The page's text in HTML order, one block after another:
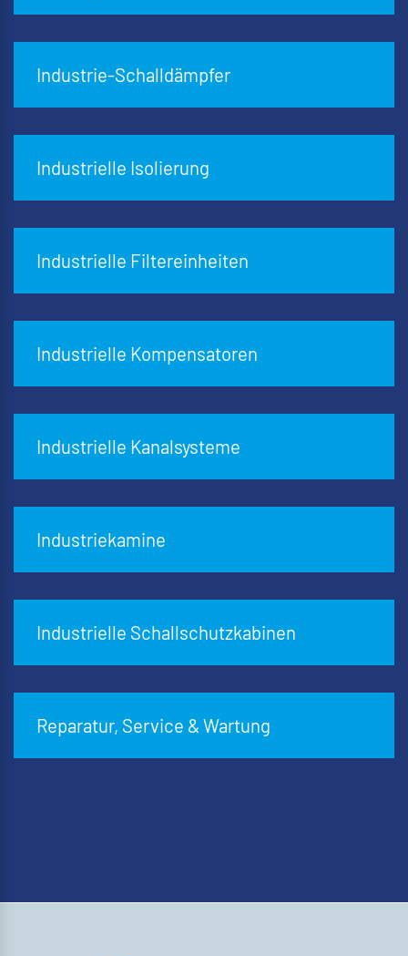
Industrie-Schalldämpfer
Industrielle Isolierung
Industrielle Filtereinheiten
Industrielle Kompensatoren
Industrielle Kanalsysteme
Industriekamine
Industrielle Schallschutzkabinen
Reparatur, Service & Wartung